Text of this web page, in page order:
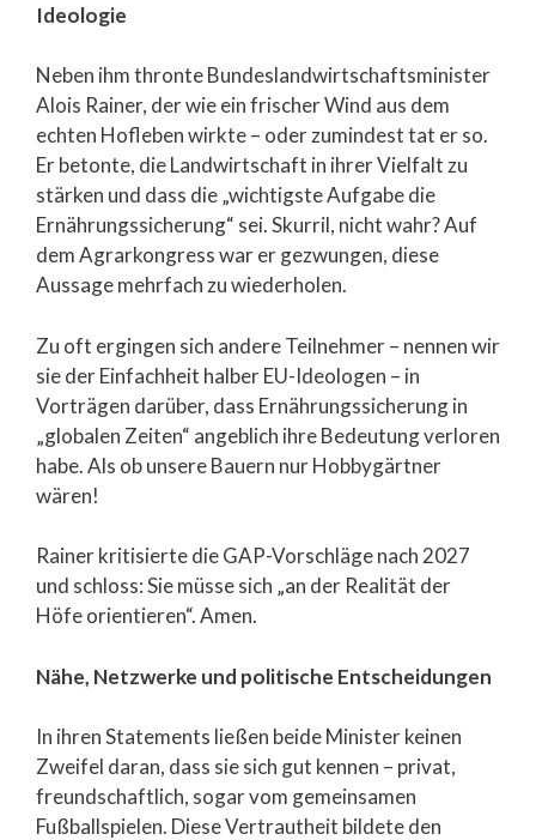
Ideologie
Neben ihm thronte Bundeslandwirtschaftsminister
Alois Rainer, der wie ein frischer Wind aus dem
echten Hofleben wirkte – oder zumindest tat er so.
Er betonte, die Landwirtschaft in ihrer Vielfalt zu
stärken und dass die „wichtigste Aufgabe die
Ernährungssicherung“ sei. Skurril, nicht wahr? Auf
dem Agrarkongress war er gezwungen, diese
Aussage mehrfach zu wiederholen.
Zu oft ergingen sich andere Teilnehmer – nennen wir
sie der Einfachheit halber EU-Ideologen – in
Vorträgen darüber, dass Ernährungssicherung in
„globalen Zeiten“ angeblich ihre Bedeutung verloren
habe. Als ob unsere Bauern nur Hobbygärtner
wären!
Rainer kritisierte die GAP-Vorschläge nach 2027
und schloss: Sie müsse sich „an der Realität der
Höfe orientieren“. Amen.
Nähe, Netzwerke und politische Entscheidungen
In ihren Statements ließen beide Minister keinen
Zweifel daran, dass sie sich gut kennen – privat,
freundschaftlich, sogar vom gemeinsamen
Fußballspielen. Diese Vertrautheit bildete den